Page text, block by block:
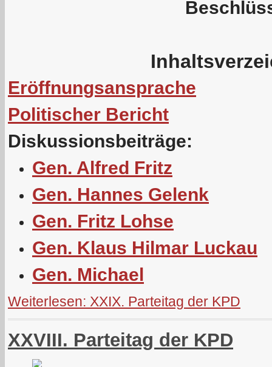
Eröffnungsansprache
Politischer Bericht
Diskussionsbeiträge:
Gen. Alfred Fritz
Gen. Hannes Gelenk
Gen. Fritz Lohse
Gen. Klaus Hilmar Luckau
Gen. Michael
Weiterlesen: XXIX. Parteitag der KPD
XXVIII. Parteitag der KPD